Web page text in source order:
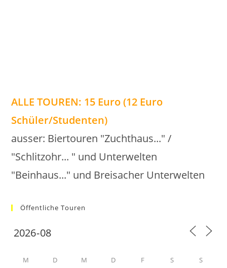
ALLE TOUREN: 15 Euro (12 Euro
Schüler/Studenten)
ausser: Biertouren "Zuchthaus..." /
"Schlitzohr... " und Unterwelten
"Beinhaus..." und Breisacher Unterwelten
Öffentliche Touren
M D M D F S S